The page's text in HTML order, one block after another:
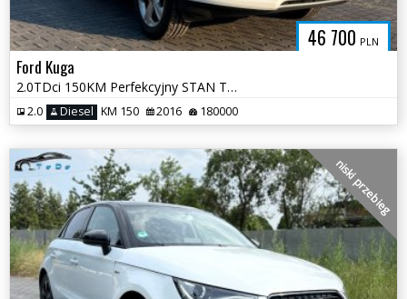
46 700 PLN
Ford Kuga
2.0TDci 150KM Perfekcyjny STAN Titanium Nowy Rozrząd Pełna Dokumentacj
2.0 Diesel KM 150 2016 180000
niski przebieg